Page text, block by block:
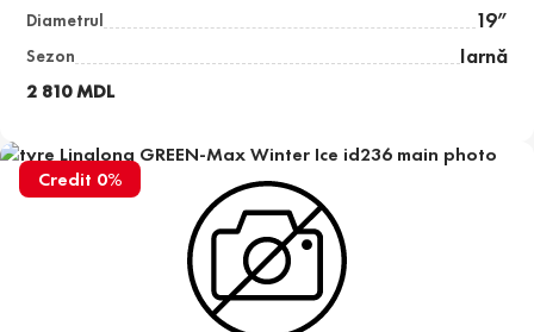
Diametrul 19”
Sezon Iarnă
2 810 MDL
Credit 0%